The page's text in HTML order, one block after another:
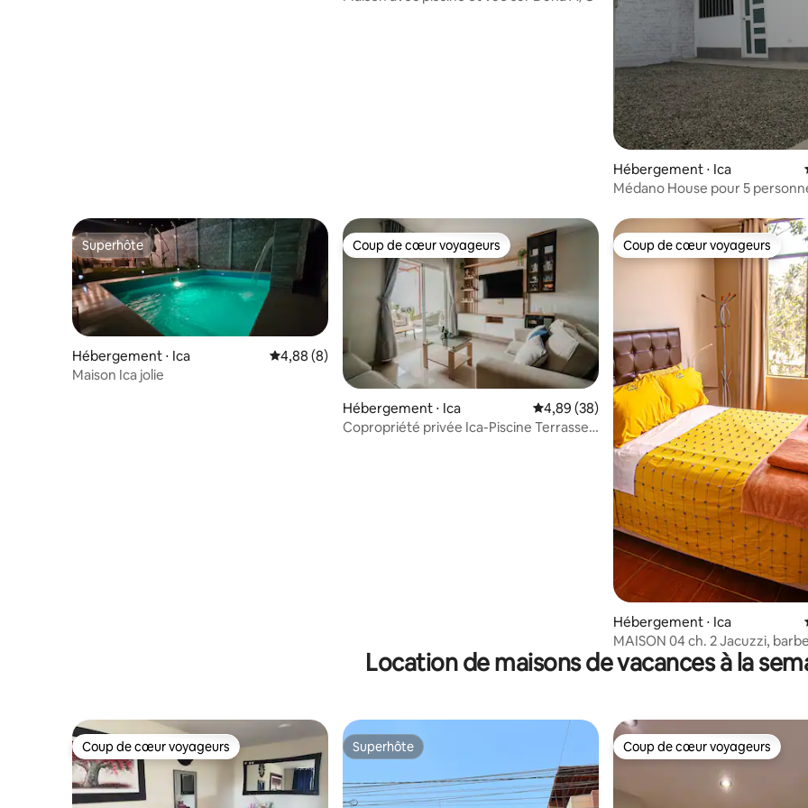
Hébergement ⋅ Ica
Médano House pour 5
Superhôte
Superhôte
Hébergement ⋅ Ica Évaluation moyenne sur la base de 8 commentaires : 4,88 sur 5
4,88 (8)
Maison Ica jolie
Coup de cœur voyageurs
Coup de cœur voyageurs
Hébergement ⋅ Ica Évaluation moyenne sur la base de 38
4,89 (38)
Copropriété privée Ica-Piscine Terrasse
Coup de cœur voyageurs
Coup de cœur voyageurs
Hébergement ⋅ Ica
MAISON 04 ch. 2 Jacuzzi,
8 personnes
Location de maisons de vacances à la
Coup de cœur voyageurs
Coup de cœur voyageurs Superhôte
Superhôte Coup de cœur voyageurs
Coup de cœur voyageurs